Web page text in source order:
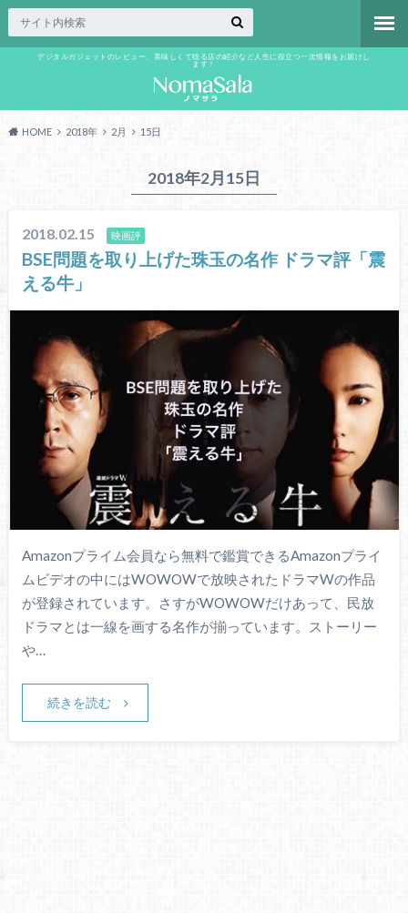
デジタルガジェットのレビュー、美味しくて唸る店の紹介など人生に役立つ一次情報をお届けし
ます！
HOME 2018年 2月 15日
2018年2月15日
2018.02.15 映画評
BSE問題を取り上げた珠玉の名作 ドラマ評「震
える牛」
Amazonプライム会員なら無料で鑑賞できるAmazonプライ
ムビデオの中にはWOWOWで放映されたドラマWの作品
が登録されています。さすがWOWOWだけあって、民放
ドラマとは一線を画する名作が揃っています。ストーリー
や…
続きを読む